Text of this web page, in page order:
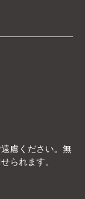
慮ください。無
られます。